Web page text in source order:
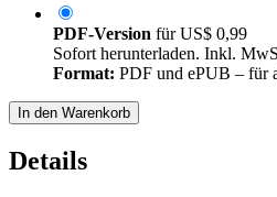
PDF-Version fürUS$ 0,99
Sofort herunterladen. Inkl.
Format: PDF und ePUB – für
In den Warenkorb
Details